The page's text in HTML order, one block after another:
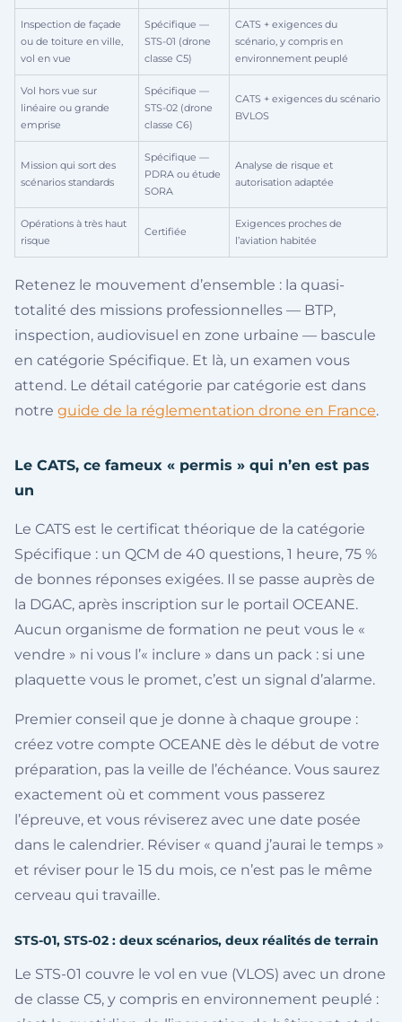
Inspection de façade
ou de toiture en ville,
vol en vue
Spécifique —
STS-01 (drone
classe C5)
CATS + exigences du
scénario, y compris en
environnement peuplé
Vol hors vue sur
linéaire ou grande
emprise
Spécifique —
STS-02 (drone
classe C6)
CATS + exigences du scénario
BVLOS
Mission qui sort des
scénarios standards
Spécifique —
PDRA ou étude
SORA
Analyse de risque et
autorisation adaptée
Opérations à très haut
risque
Certifiée
Exigences proches de
l’aviation habitée
Retenez le mouvement d’ensemble : la quasi-
totalité des missions professionnelles — BTP,
inspection, audiovisuel en zone urbaine — bascule
en catégorie Spécifique. Et là, un examen vous
attend. Le détail catégorie par catégorie est dans
notre guide de la réglementation drone en France.
Le CATS, ce fameux « permis » qui n’en est pas
un
Le CATS est le certificat théorique de la catégorie
Spécifique : un QCM de 40 questions, 1 heure, 75 %
de bonnes réponses exigées. Il se passe auprès de
la DGAC, après inscription sur le portail OCEANE.
Aucun organisme de formation ne peut vous le «
vendre » ni vous l’« inclure » dans un pack : si une
plaquette vous le promet, c’est un signal d’alarme.
Premier conseil que je donne à chaque groupe :
créez votre compte OCEANE dès le début de votre
préparation, pas la veille de l’échéance. Vous saurez
exactement où et comment vous passerez
l’épreuve, et vous réviserez avec une date posée
dans le calendrier. Réviser « quand j’aurai le temps »
et réviser pour le 15 du mois, ce n’est pas le même
cerveau qui travaille.
STS-01, STS-02 : deux scénarios, deux réalités de terrain
Le STS-01 couvre le vol en vue (VLOS) avec un drone
de classe C5, y compris en environnement peuplé :